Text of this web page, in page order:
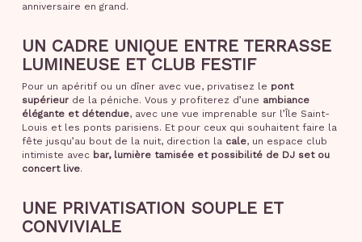
anniversaire en grand.
UN CADRE UNIQUE ENTRE TERRASSE
LUMINEUSE ET CLUB FESTIF
Pour un apéritif ou un dîner avec vue, privatisez le pont
supérieurde la péniche. Vous y profiterez d’une ambiance
élégante et détendue, avec une vue imprenable sur l’Île Saint-
Louis et les ponts parisiens. Et pour ceux qui souhaitent faire la
fête jusqu’au bout de la nuit, direction la cale, un espace club
intimiste avec bar, lumière tamisée et possibilité de DJ set ou
concert live.
UNE PRIVATISATION SOUPLE ET
CONVIVIALE